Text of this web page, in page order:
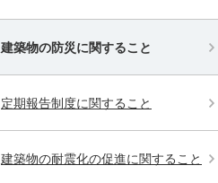
建築物の防災に関すること
定期報告制度に関すること
建築物の耐震化の促進に関すること